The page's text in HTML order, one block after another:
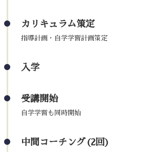
カリキュラム策定
指導計画・自学学習計画策定
入学
受講開始
自学学習も同時開始
中間コーチング(2回)